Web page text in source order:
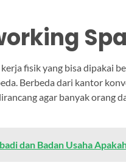
fisik yang bisa dipakai
Berbeda dari kantor
agar banyak orang
dan Badan Usaha